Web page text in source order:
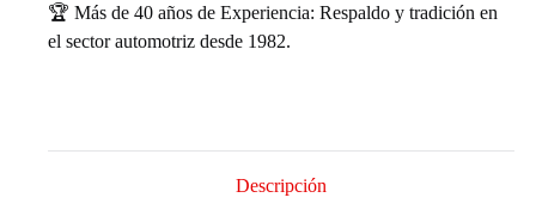
🏆 Más de 40 años de Experiencia: Respaldo y tradición en
el sector automotriz desde 1982.
Descripción